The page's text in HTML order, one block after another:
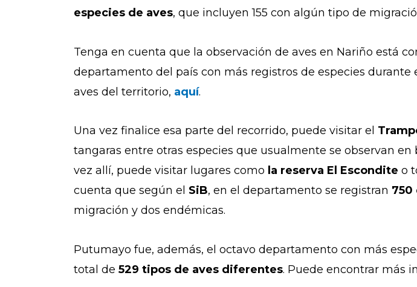
especies de aves, que incluyen 155 con algún tipo de
Tenga en cuenta que la observación de aves en Nariño está
departamento del país con más registros de especies durante
aves del territorio, aquí.
Una vez finalice esa parte del recorrido, puede visitar el
tangaras entre otras especies que usualmente se observan
vez allí, puede visitar lugares como la reserva El Escondite o
cuenta que según el SiB, en el departamento se registran 750
migración y dos endémicas.
Putumayo fue, además, el octavo departamento con más
total de 529 tipos de aves diferentes. Puede encontrar más